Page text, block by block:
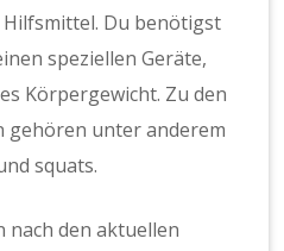
Du benötigst
speziellen Geräte,
Körpergewicht. Zu den
gehören unter anderem
squats.
nach den aktuellen